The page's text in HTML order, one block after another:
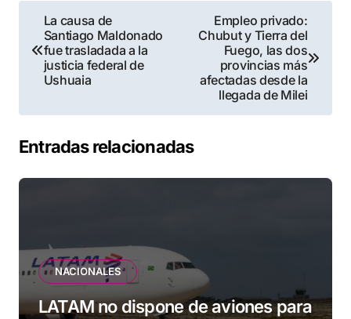
Navegación
de
entradas
La causa de
Santiago Maldonado
fue trasladada a la
justicia federal de
Ushuaia
Empleo privado:
Chubut y Tierra del
Fuego, las dos
provincias más
afectadas desde la
llegada de Milei
Entradas relacionadas
NACIONALES
LATAM no dispone de aviones para